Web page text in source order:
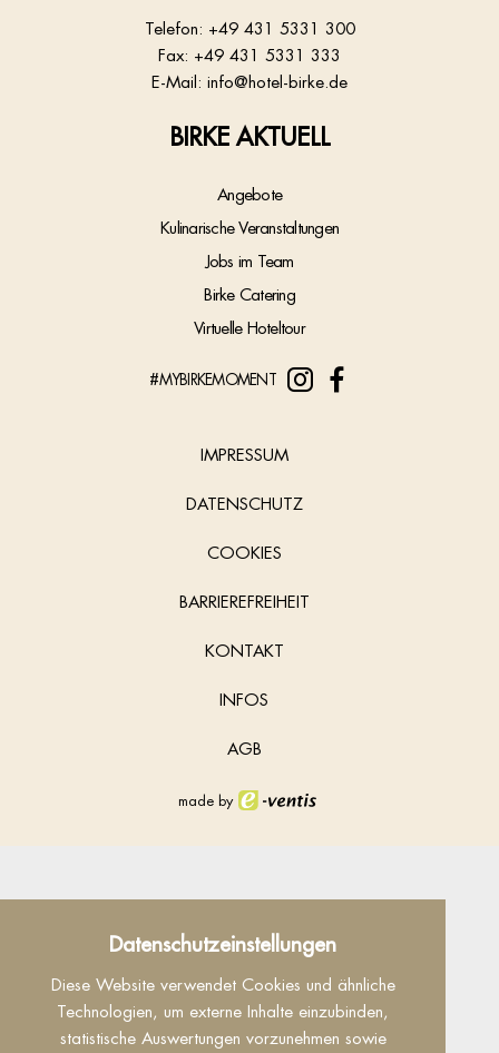
Datenschutzeinstellungen
Diese Website verwendet Cookies und ähnliche
Technologien, um externe Inhalte einzubinden,
statistische Auswertungen vorzunehmen sowie
Telefon: +49 431 5331 300
Fax: +49 431 5331 333
E-Mail: info@hotel-birke.de
BIRKE AKTUELL
Angebote
Kulinarische Veranstaltungen
Jobs im Team
Birke Catering
Virtuelle Hoteltour
#MYBIRKEMOMENT
IMPRESSUM
DATENSCHUTZ
COOKIES
BARRIEREFREIHEIT
KONTAKT
INFOS
AGB
made by
Datenschutz
Dieser Inhalt ist nur sichtbar wenn Sie Cookies
von "Facebook" akzeptieren.
Akzeptieren Einstellungen